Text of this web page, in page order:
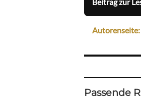
Autorenseite:
Passende